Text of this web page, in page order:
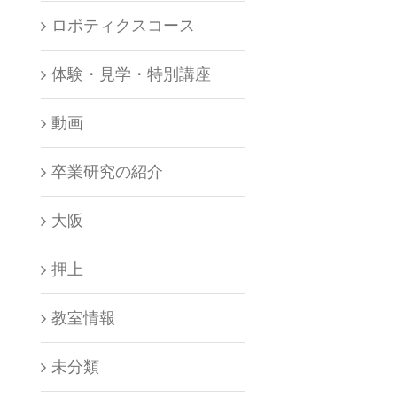
ロボティクスコース
体験・見学・特別講座
動画
卒業研究の紹介
大阪
押上
教室情報
未分類